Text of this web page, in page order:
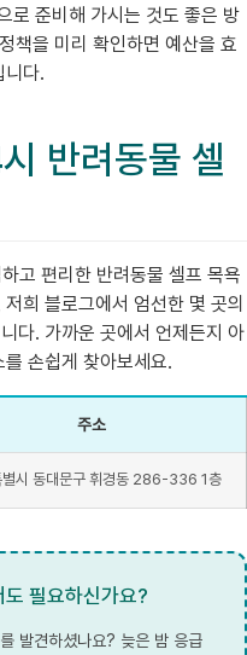
로 준비해 가시는 것도 좋은 방
책을 미리 확인하면 예산을 효
니다.
반려동물 셀
고 편리한 반려동물 셀프 목욕
희 블로그에서 엄선한 몇 곳의
다. 가까운 곳에서 언제든지 아
손쉽게 찾아보세요.
주소
별시 동대문구 휘경동 286-336 1층
필요하신가요?
발견하셨나요? 늦은 밤 응급